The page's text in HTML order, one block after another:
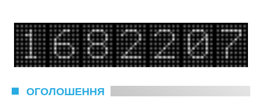
ОГОЛОШЕННЯ